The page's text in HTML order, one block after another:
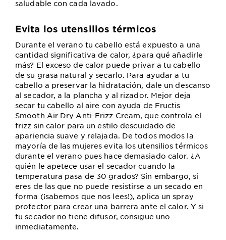
saludable con cada lavado.
Evita los utensilios térmicos
Durante el verano tu cabello está expuesto a una
cantidad significativa de calor, ¿para qué añadirle
más? El exceso de calor puede privar a tu cabello
de su grasa natural y secarlo. Para ayudar a tu
cabello a preservar la hidratación, dale un descanso
al secador, a la plancha y al rizador. Mejor deja
secar tu cabello al aire con ayuda de Fructis
Smooth Air Dry Anti-Frizz Cream, que controla el
frizz sin calor para un estilo descuidado de
apariencia suave y relajada. De todos modos la
mayoría de las mujeres evita los utensilios térmicos
durante el verano pues hace demasiado calor. ¿A
quién le apetece usar el secador cuando la
temperatura pasa de 30 grados? Sin embargo, si
eres de las que no puede resistirse a un secado en
forma (¡sabemos que nos lees!), aplica un spray
protector para crear una barrera ante el calor. Y si
tu secador no tiene difusor, consigue uno
inmediatamente.